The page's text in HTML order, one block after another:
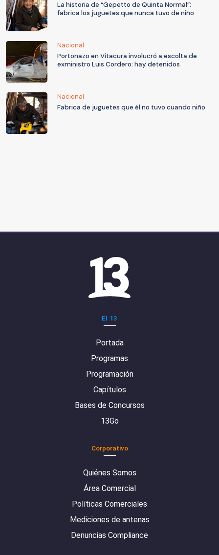
La historia de “Gepetto de Quinta Normal”:
fabrica los juguetes que nunca tuvo de niño
Nacional
Portonazo en Vitacura involucró a escolta de
exministro Luis Cordero: hay detenidos
Nacional
Fabrica de juguetes que él no tuvo cuando niño
El 13
Portada
Programas
Programación
Capítulos
Bases de Concursos
13Go
Corporativo
Quiénes Somos
Área Comercial
Políticas Comerciales
Mediciones de antenas
Denuncias Compliance